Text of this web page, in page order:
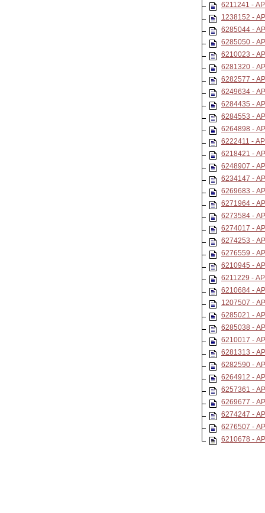
6211241 -
1238152 -
6285044 -
6285050 -
6210023 -
6281320 -
6282577 -
6249634 -
6284435 -
6284553 -
6264898 -
6222411 -
6218421 -
6248907 -
6234147 -
6269683 -
6271964 -
6273584 -
6274017 -
6274253 -
6276559 -
6210945 -
6211229 -
6210684 -
1207507 -
6285021 -
6285038 -
6210017 -
6281313 -
6282590 -
6264912 -
6257361 -
6269677 -
6274247 -
6276507 -
6210678 -